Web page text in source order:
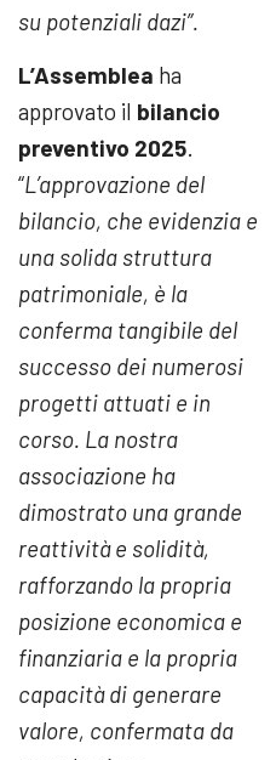
su potenziali dazi”.
L’Assemblea ha
approvato il bilancio
preventivo 2025.
“L’approvazione del
bilancio, che evidenzia e
una solida struttura
patrimoniale, è la
conferma tangibile del
successo dei numerosi
progetti attuati e in
corso. La nostra
associazione ha
dimostrato una grande
reattività e solidità,
rafforzando la propria
posizione economica e
finanziaria e la propria
capacità di generare
valore, confermata da